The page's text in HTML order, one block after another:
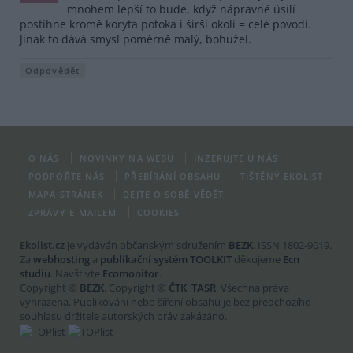
mnohem lepší to bude, když nápravné úsilí
postihne kromě koryta potoka i širší okolí = celé povodí.
Jinak to dává smysl poměrně malý, bohužel.
Odpovědět
O NÁS NOVINKY NA WEBU
INZERUJTE U NÁS
PODPOŘTE NÁS
PŘEBÍRÁNÍ OBSAHU
TIŠTĚNÝ EKOLIST
MAPA STRÁNEK
DEJTE O SOBĚ VĚDĚT
ZPRÁVY E-MAILEM
COOKIES
Ekolist.cz je vydáván občanským sdružením BEZK. ISSN 1802-9019.
Za webhosting a publikační systém TOOLKIT děkujeme Ecn
studiu. Navštivte Ecomonitor.
Copyright © BEZK. Copyright © ČTK, TASR. Všechna práva
vyhrazena. Publikování nebo šíření obsahu je bez předchozího
souhlasu držitele autorských práv zakázáno.